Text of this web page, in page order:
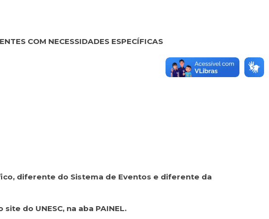
COM NECESSIDADES ESPECÍFICAS
diferente do Sistema de Eventos e diferente da
do UNESC, na aba PAINEL.